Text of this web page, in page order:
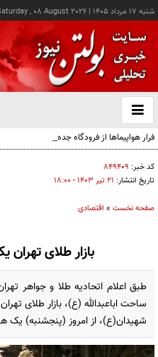
شنبه ۱۷ مرداد ۱۴۰۵ |
, 08 August 2026
باز
و
فرار هواپیماها از فرودگاه جده عربستان
کد خبر: ۸۴۹۴۰۹
تاریخ انتشار: ۲۱ تير ۱۴۰۳ - ۱۸:۰۰
صفحه نخست » اقتصادی
بازار طلای
طبق اعلام اتحادیه طلا و جواهر
ساحت اباعبدالله (ع)، بازار طلای
شهیدان(ع)، از امروز (پنجشنبه) یک